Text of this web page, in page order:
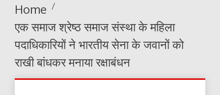
Home
एक समाज श्रेष्ठ समाज संस्था के महिला
पदाधिकारियों ने भारतीय सेना के जवानों को
राखी बांधकर मनाया रक्षाबंधन